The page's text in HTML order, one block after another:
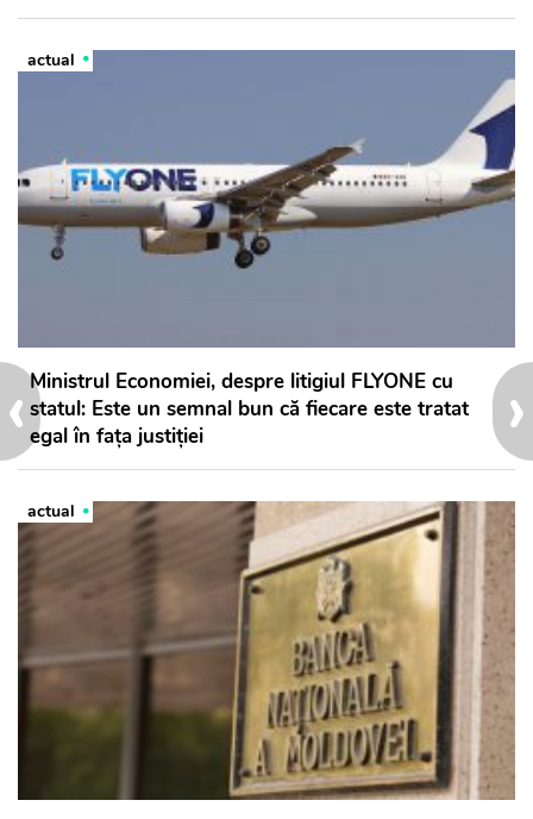
›
‹
actual
Ministrul Economiei, despre litigiul FLYONE cu
statul: Este un semnal bun că fiecare este tratat
egal în fața justiției
actual